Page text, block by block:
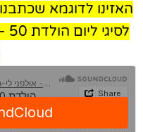
האזינו לדוגמא